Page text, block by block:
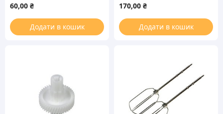
60,00 ₴
Додати в кошик
170,00 ₴
Додати в кошик